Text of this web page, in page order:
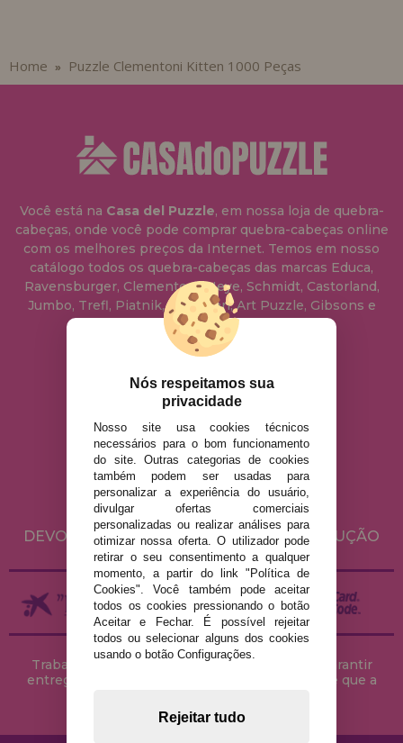
Home » Puzzle Clementoni Kitten 1000 Peças
Você está na Casa del Puzzle, em nossa loja de quebra-
cabeças, onde você pode comprar quebra-cabeças online
com os melhores preços da Internet. Temos em nosso
catálogo todos os quebra-cabeças das marcas Educa,
Ravensburger, Clementoni, Heye, Schmidt, Castorland,
Jumbo, Trefl, Piatnik, Anatolian, Art Puzzle, Gibsons e
muito mais.
info@casadopuzzle.pt
AVISO LEGAL
POLÍTICA DE PRIVACIDADE
POLÍTICA DE COOKIES
ENVIO E DEVOLUÇÕES
DEVOLUÇÕES / DIREITO DE LIVRE RESOLUÇÃO
Trabalhamos com stocks permanentes para garantir
entregas rápidas no território peninsular, desde que a
Nós respeitamos sua
privacidade
Nosso site usa cookies técnicos
necessários para o bom funcionamento
do site. Outras categorias de cookies
também podem ser usadas para
personalizar a experiência do usuário,
divulgar ofertas comerciais
personalizadas ou realizar análises para
otimizar nossa oferta. O utilizador pode
retirar o seu consentimento a qualquer
momento, a partir do link "Política de
Cookies". Você também pode aceitar
todos os cookies pressionando o botão
Aceitar e Fechar. É possível rejeitar
todos ou selecionar alguns dos cookies
usando o botão Configurações.
Rejeitar tudo